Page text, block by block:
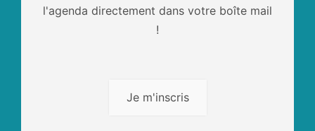
l'agenda directement dans votre boîte mail
!
Je m'inscris